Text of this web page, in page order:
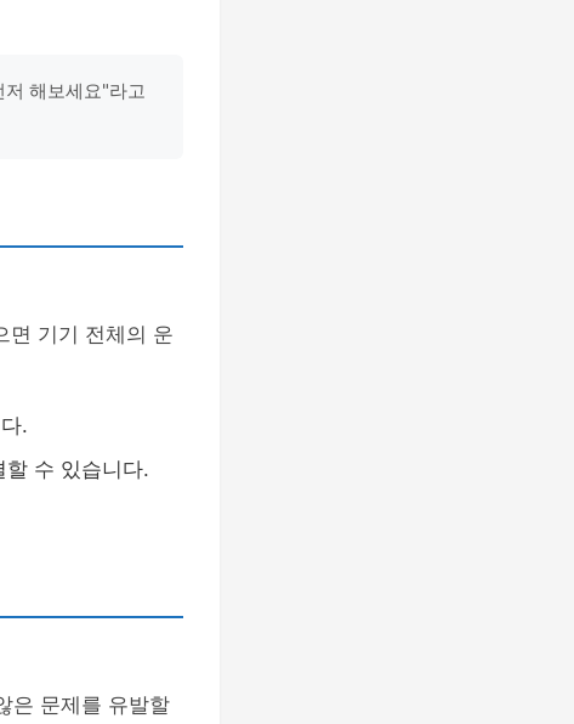
해보세요"라고
면 기기 전체의 운
.
수 있습니다.
은 문제를 유발할